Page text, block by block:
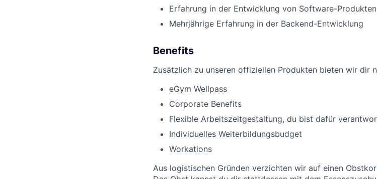
Erfahrung in der Entwicklung von Software-Produkten
Mehrjährige Erfahrung in der Backend-Entwicklung
Benefits
Zusätzlich zu unseren offiziellen Produkten bieten wir dir
eGym Wellpass
Corporate Benefits
Flexible Arbeitszeitgestaltung, du bist dafür
Individuelles Weiterbildungsbudget
Workations
Aus logistischen Gründen verzichten wir auf einen